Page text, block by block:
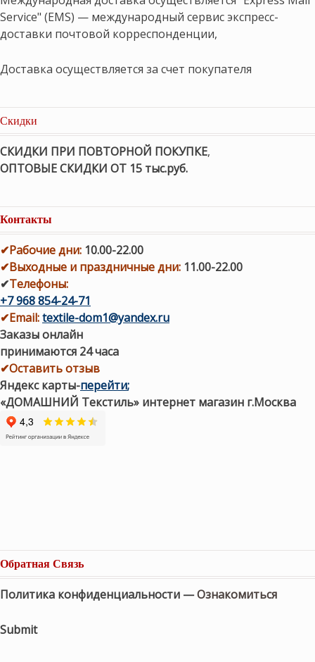
Service" (EMS) — международный сервис экспресс-
доставки почтовой корреспонденции,
Доставка осуществляется за счет покупателя
Скидки
СКИДКИ ПРИ ПОВТОРНОЙ ПОКУПКЕ,
ОПТОВЫЕ СКИДКИ ОТ 15 тыс.руб.
Контакты
✔Рабочие дни: 10.00-22.00
✔Выходные и праздничные дни: 11.00-22.00
✔Телефоны:
+7 968 854-24-71
✔Email:textile-dom1@yandex.ru
Заказы онлайн
принимаются 24 часа
✔Оставить отзыв
Яндекс карты-перейти;
«ДОМАШНИЙ Текстиль» интернет магазин г.Москва
Обратная Связь
Политика конфиденциальности —Ознакомиться
Submit